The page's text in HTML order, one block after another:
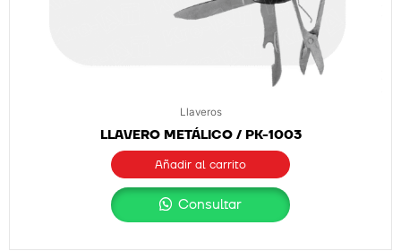
Llaveros
LLAVERO METÁLICO / PK-1003
Añadir al carrito
Consultar